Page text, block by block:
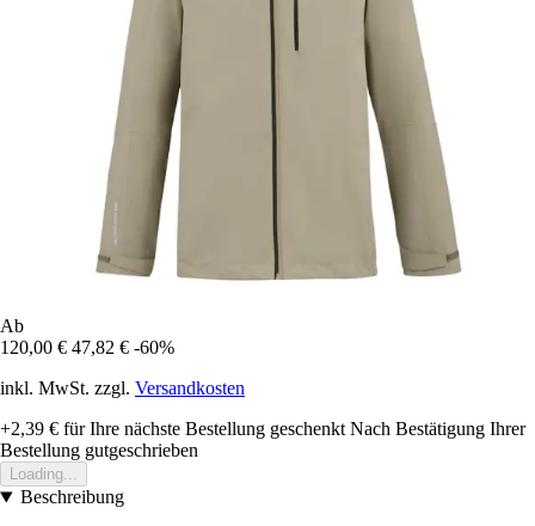
Ab
120,00 € 47,82 € -60%
inkl. MwSt. zzgl. Versandkosten
+2,39 € für Ihre nächste Bestellung geschenkt Nach Bestätigung Ihrer
Bestellung gutgeschrieben
Loading...
Beschreibung